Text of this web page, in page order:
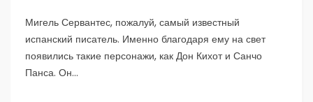
Мигель Сервантес, пожалуй, самый известный
испанский писатель. Именно благодаря ему на свет
появились такие персонажи, как Дон Кихот и Санчо
Панса. Он...